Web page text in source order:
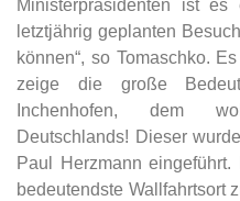
Ministerpräsidenten ist
letztjährig geplanten
können“, so Tomaschko.
zeige die große
Inchenhofen, dem
Deutschlands! Dieser
Paul Herzmann
bedeutendste Wallfahrtsort